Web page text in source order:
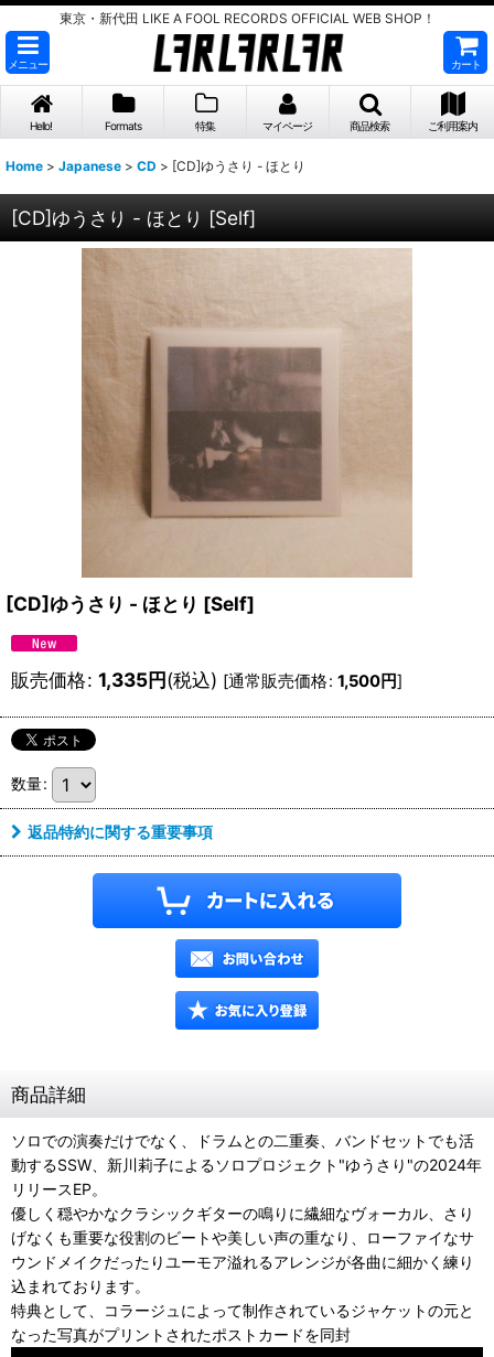
東京・新代田 LIKE A FOOL RECORDS OFFICIAL WEB SHOP！
メニュー カート
Hello! Formats 特集 マイページ 商品検索 ご利用案内
Home > Japanese > CD > [CD]ゆうさり - ほとり
[CD]ゆうさり - ほとり [Self]
[CD]ゆうさり - ほとり [Self]
販売価格: 1,335円(税込) [通常販売価格: 1,500円]
数量:
返品特約に関する重要事項
商品詳細
ソロでの演奏だけでなく、ドラムとの二重奏、バンドセットでも活
動するSSW、新川莉子によるソロプロジェクト"ゆうさり"の2024年
リリースEP。
優しく穏やかなクラシックギターの鳴りに繊細なヴォーカル、さり
げなくも重要な役割のビートや美しい声の重なり、ローファイなサ
ウンドメイクだったりユーモア溢れるアレンジが各曲に細かく練り
込まれております。
特典として、コラージュによって制作されているジャケットの元と
なった写真がプリントされたポストカードを同封